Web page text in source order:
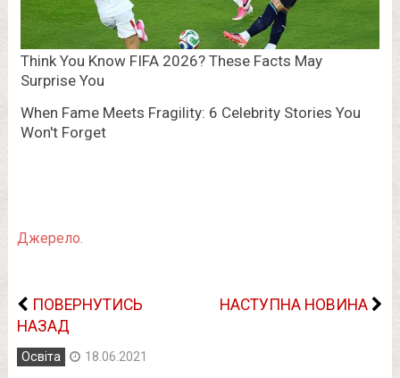
Джерело.
ПОВЕРНУТИСЬ
НАЗАД
НАСТУПНА НОВИНА
Освіта 18.06.2021